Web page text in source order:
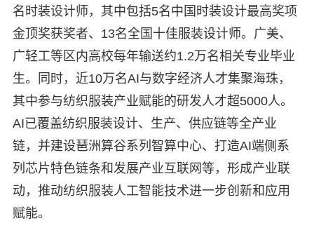
名时装设计师，其中包括5名中国时装设计最高奖项
金顶奖获奖者、13名全国十佳服装设计师。广美、
广轻工等区内高校每年输送约1.2万名相关专业毕业
生。同时，近10万名AI与数字经济人才集聚海珠，
其中参与纺织服装产业赋能的研发人才超5000人。
AI已覆盖纺织服装设计、生产、供应链等全产业
链，并建设琶洲算谷系列智算中心、打造AI端侧系
列芯片特色链条和发展产业互联网等，形成产业联
动，推动纺织服装人工智能技术进一步创新和应用
赋能。